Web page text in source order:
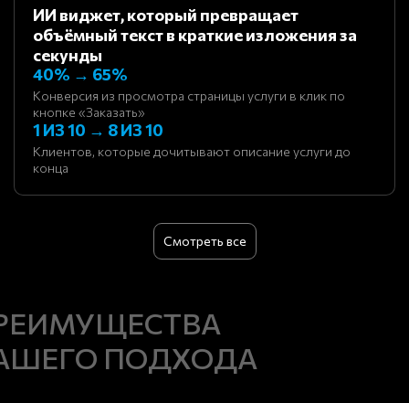
ИИ виджет, который превращает
объёмный текст в краткие изложения за
секунды
40% → 65%
Конверсия из просмотра страницы услуги в клик по
кнопке «Заказать»
1 ИЗ 10 → 8 ИЗ 10
Клиентов, которые дочитывают описание услуги до
конца
Смотреть все
ПОДХОДА